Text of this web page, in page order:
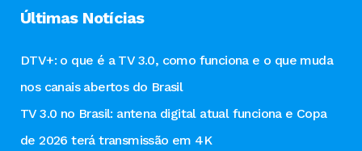
Últimas Notícias
DTV+: o que é a TV 3.0, como funciona e o que muda
nos canais abertos do Brasil
TV 3.0 no Brasil: antena digital atual funciona e Copa
de 2026 terá transmissão em 4K